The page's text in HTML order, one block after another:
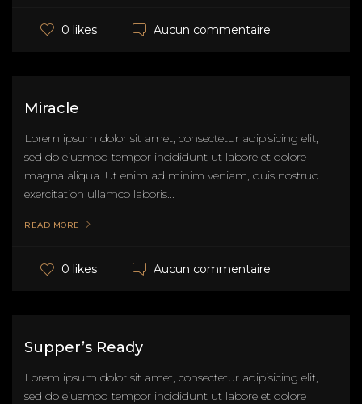
0 likes Aucun commentaire
Miracle
Lorem ipsum dolor sit amet, consectetur adipisicing elit,
sed do eiusmod tempor incididunt ut labore et dolore
magna aliqua. Ut enim ad minim veniam, quis nostrud
exercitation ullamco laboris...
READ MORE
0 likes Aucun commentaire
Supper’s Ready
Lorem ipsum dolor sit amet, consectetur adipisicing elit,
sed do eiusmod tempor incididunt ut labore et dolore